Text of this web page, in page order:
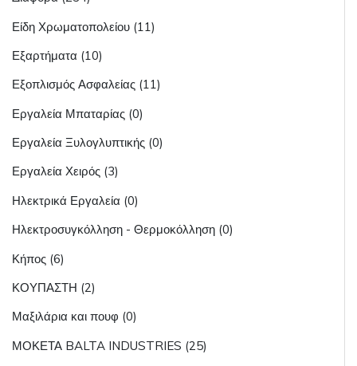
Είδη Χρωματοπολείου (11)
Εξαρτήματα (10)
Εξοπλισμός Ασφαλείας (11)
Εργαλεία Μπαταρίας (0)
Εργαλεία Ξυλογλυπτικής (0)
Εργαλεία Χειρός (3)
Ηλεκτρικά Εργαλεία (0)
Ηλεκτροσυγκόλληση - Θερμοκόλληση (0)
Κήπος (6)
ΚΟΥΠΑΣΤΗ (2)
Μαξιλάρια και πουφ (0)
ΜΟΚΕΤΑ BALTA INDUSTRIES (25)